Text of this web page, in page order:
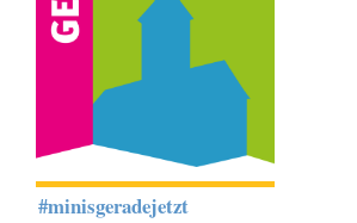
#minisgeradejetzt